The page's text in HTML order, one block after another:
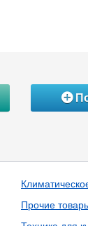
Á
Прочие